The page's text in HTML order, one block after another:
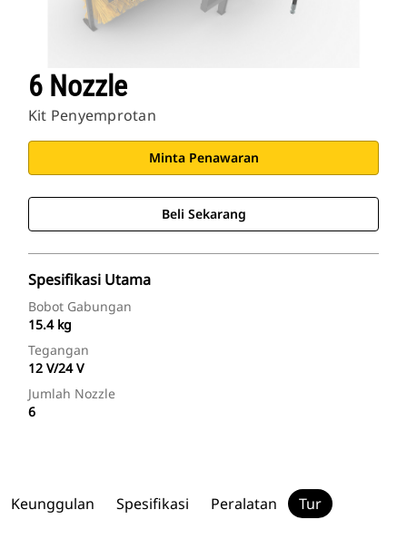
6 Nozzle
Kit Penyemprotan
Minta Penawaran
Beli Sekarang
Spesifikasi Utama
Bobot Gabungan
15.4 kg
Tegangan
12 V/24 V
Jumlah Nozzle
6
Keunggulan Spesifikasi Peralatan Tur